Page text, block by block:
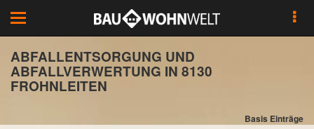
Toggle
navigation
ABFALLENTSORGUNG UND
ABFALLVERWERTUNG IN 8130
FROHNLEITEN
Basis Einträge